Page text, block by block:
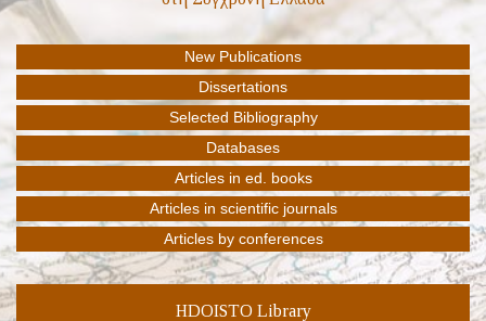
HDOISTO Library